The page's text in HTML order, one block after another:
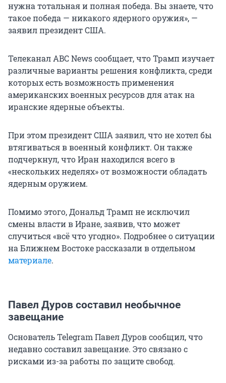
нужна тотальная и полная победа. Вы знаете, что
такое победа — никакого ядерного оружия», —
заявил президент США.
Телеканал ABC News сообщает, что Трамп изучает
различные варианты решения конфликта, среди
которых есть возможность применения
американских военных ресурсов для атак на
иранские ядерные объекты.
При этом президент США заявил, что не хотел бы
втягиваться в военный конфликт. Он также
подчеркнул, что Иран находился всего в
«нескольких неделях» от возможности обладать
ядерным оружием.
Помимо этого, Дональд Трамп не исключил
смены власти в Иране, заявив, что может
случиться «всё что угодно». Подробнее о ситуации
на Ближнем Востоке рассказали в отдельном
материале.
Павел Дуров составил необычное
завещание
Основатель Telegram Павел Дуров сообщил, что
недавно составил завещание. Это связано с
рисками из-за работы по защите свобод.